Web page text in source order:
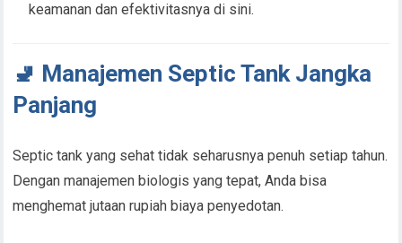
keamanan dan efektivitasnya di sini.
🚽 Manajemen Septic Tank Jangka
Panjang
Septic tank yang sehat tidak seharusnya penuh setiap tahun.
Dengan manajemen biologis yang tepat, Anda bisa
menghemat jutaan rupiah biaya penyedotan.